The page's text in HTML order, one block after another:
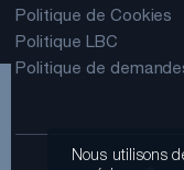
Politique de Cookies
Politique LBC
Politique de
Nous utilisons